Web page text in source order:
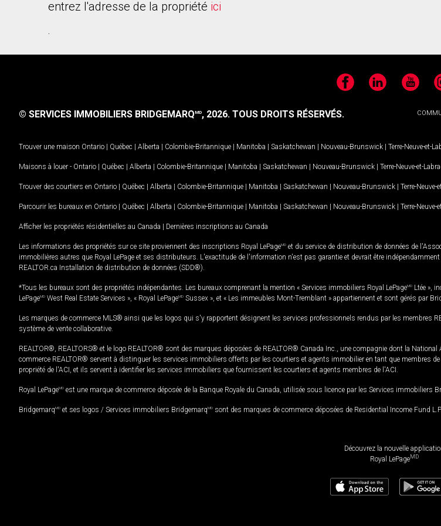
entrez l'adresse de la propriété ici
.
FacebookLinkedIn YouTube
© SERVICES IMMOBILIERS BRIDGEMARQMD, 2026. TOUS DROITS RÉSERVÉS.
Trouver une maison Ontario | Québec | Alberta | Colombie-Britannique | Manitoba | Saskatchewan | Nouveau-Brunswick | Terre-Neuve-et-
Maisons à louer - Ontario | Québec | Alberta | Colombie-Britannique | Manitoba | Saskatchewan | Nouveau-Brunswick | Terre-Neuve-et-
Trouver des courtiers en Ontario | Québec | Alberta | Colombie-Britannique | Manitoba | Saskatchewan | Nouveau-Brunswick | Terre-Neuve-
Parcourir les bureaux en Ontario | Québec | Alberta | Colombie-Britannique | Manitoba | Saskatchewan | Nouveau-Brunswick | Terre-Neuve-
Afficher les propriétés résidentielles au Canada | Dernières inscriptions au Canada
Les informations des propriétés sur ce site proviennent des inscriptions Royal LePageMD et du service de distribution de données de
immobilières autres que Royal LePage et ses distributeurs. L'exactitude de l'information n'est pas garantie et devrait être
REALTOR.ca Installation de distribution de données (SDD®).
*Tous les bureaux sont des propriétés indépendantes. Les bureaux comprenant la mention « Services immobiliers Royal LePageMD Ltée »,
LePageMD West Real Estate Services », « Royal LePageMD Sussex », et « Les immeubles Mont-Tremblant » appartiennent et sont gérés par
Les marques de commerce MLS® ainsi que les logos qui s'y rapportent désignent les services professionnels rendus par les membres
système de vente collaborative.
REALTOR®, REALTORS® et le logo REALTOR® sont des marques déposées de REALTOR® Canada Inc., une compagnie dont la
commerce REALTOR® servent à distinguer les services immobiliers offerts par les courtiers et agents immobilier en tant que membres
propriété de l'ACI, et ils servent à identifier les services immobiliers que fournissent les courtiers et agents membres de l'ACI.
Royal LePageMD est une marque de commerce déposée de la Banque Royale du Canada, utilisée sous licence par les Services immobiliers
BridgemarqMD et ses logos / Services immobiliers BridgemarqMD sont des marques de commerce déposées de Residential Income Fund
Découvrez la nouvelle
Royal LePageMD